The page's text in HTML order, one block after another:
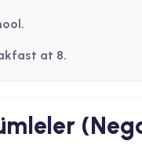
at 8.